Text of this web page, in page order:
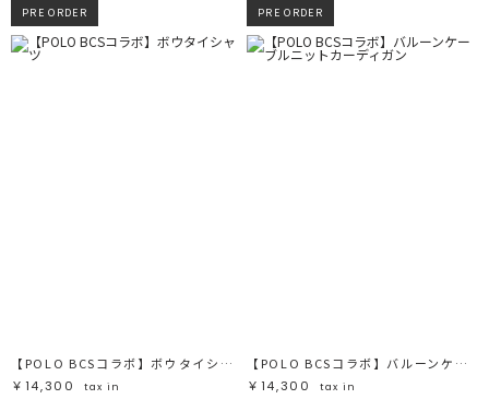
この条件で絞り込む
PRE ORDER
【POLO BCSコラボ】ボウタイシャツ
￥14,300
tax in
PRE ORDER
【POLO BCSコラボ】バルーンケーブルニットカーディガン
￥14,300
tax in